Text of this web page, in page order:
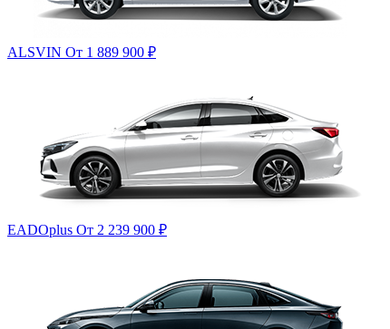
ALSVIN От 1 889 900 ₽
EADOplus От 2 239 900 ₽